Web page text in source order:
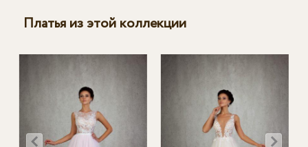
Платья из этой коллекции